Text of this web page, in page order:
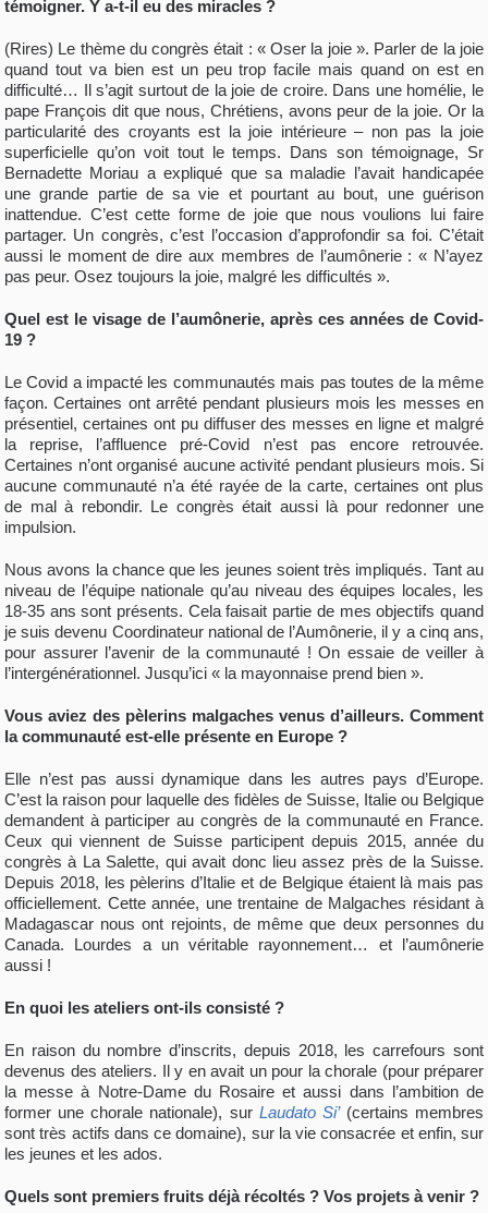
témoigner. Y a-t-il eu des miracles ?
(Rires) Le thème du congrès était : « Oser la joie ». Parler de la joie
quand tout va bien est un peu trop facile mais quand on est en
difficulté… Il s’agit surtout de la joie de croire. Dans une homélie, le
pape François dit que nous, Chrétiens, avons peur de la joie. Or la
particularité des croyants est la joie intérieure – non pas la joie
superficielle qu’on voit tout le temps. Dans son témoignage, Sr
Bernadette Moriau a expliqué que sa maladie l’avait handicapée
une grande partie de sa vie et pourtant au bout, une guérison
inattendue. C’est cette forme de joie que nous voulions lui faire
partager. Un congrès, c’est l’occasion d’approfondir sa foi. C’était
aussi le moment de dire aux membres de l’aumônerie : « N’ayez
pas peur. Osez toujours la joie, malgré les difficultés ».
Quel est le visage de l’aumônerie, après ces années de Covid-
19 ?
Le Covid a impacté les communautés mais pas toutes de la même
façon. Certaines ont arrêté pendant plusieurs mois les messes en
présentiel, certaines ont pu diffuser des messes en ligne et malgré
la reprise, l’affluence pré-Covid n’est pas encore retrouvée.
Certaines n’ont organisé aucune activité pendant plusieurs mois. Si
aucune communauté n’a été rayée de la carte, certaines ont plus
de mal à rebondir. Le congrès était aussi là pour redonner une
impulsion.
Nous avons la chance que les jeunes soient très impliqués. Tant au
niveau de l’équipe nationale qu’au niveau des équipes locales, les
18-35 ans sont présents. Cela faisait partie de mes objectifs quand
je suis devenu Coordinateur national de l’Aumônerie, il y a cinq ans,
pour assurer l’avenir de la communauté ! On essaie de veiller à
l’intergénérationnel. Jusqu’ici « la mayonnaise prend bien ».
Vous aviez des pèlerins malgaches venus d’ailleurs. Comment
la communauté est-elle présente en Europe ?
Elle n’est pas aussi dynamique dans les autres pays d’Europe.
C’est la raison pour laquelle des fidèles de Suisse, Italie ou Belgique
demandent à participer au congrès de la communauté en France.
Ceux qui viennent de Suisse participent depuis 2015, année du
congrès à La Salette, qui avait donc lieu assez près de la Suisse.
Depuis 2018, les pèlerins d’Italie et de Belgique étaient là mais pas
officiellement. Cette année, une trentaine de Malgaches résidant à
Madagascar nous ont rejoints, de même que deux personnes du
Canada. Lourdes a un véritable rayonnement… et l’aumônerie
aussi !
En quoi les ateliers ont-ils consisté ?
En raison du nombre d’inscrits, depuis 2018, les carrefours sont
devenus des ateliers. Il y en avait un pour la chorale (pour préparer
la messe à Notre-Dame du Rosaire et aussi dans l’ambition de
former une chorale nationale), sur Laudato Si’ (certains membres
sont très actifs dans ce domaine), sur la vie consacrée et enfin, sur
les jeunes et les ados.
Quels sont premiers fruits déjà récoltés ? Vos projets à venir ?